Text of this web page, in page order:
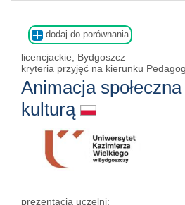
dodaj do porównania
licencjackie, Bydgoszcz
kryteria przyjęć na kierunku
Animacja
kulturą
prezentacja uczelni: